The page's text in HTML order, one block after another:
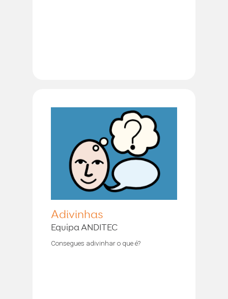
Adivinhas
Equipa ANDITEC
Consegues adivinhar o que é?